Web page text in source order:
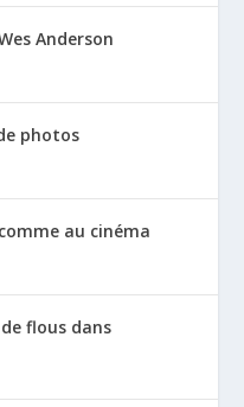
Anderson
photos
au cinéma
flous dans